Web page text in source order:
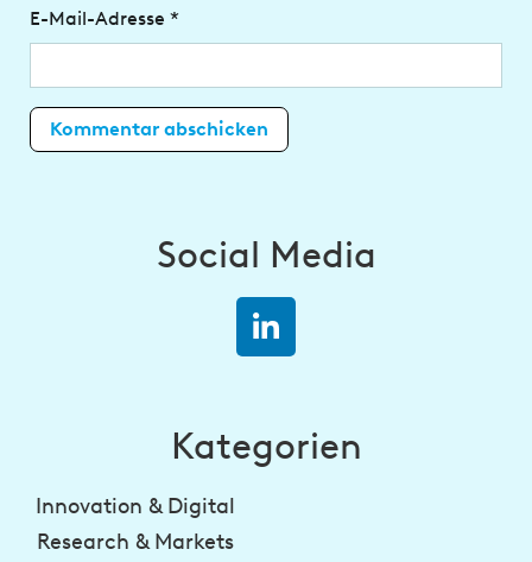
E-Mail-Adresse *
Social Media
Kategorien
Innovation & Digital
Research & Markets